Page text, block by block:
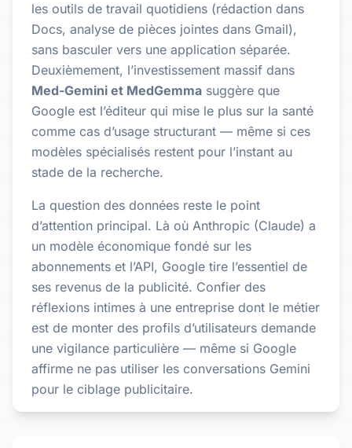
les outils de travail quotidiens (rédaction dans
Docs, analyse de pièces jointes dans Gmail),
sans basculer vers une application séparée.
Deuxièmement, l’investissement massif dans
Med-Gemini et MedGemma suggère que
Google est l’éditeur qui mise le plus sur la santé
comme cas d’usage structurant — même si ces
modèles spécialisés restent pour l’instant au
stade de la recherche.
La question des données reste le point
d’attention principal. Là où Anthropic (Claude) a
un modèle économique fondé sur les
abonnements et l’API, Google tire l’essentiel de
ses revenus de la publicité. Confier des
réflexions intimes à une entreprise dont le métier
est de monter des profils d’utilisateurs demande
une vigilance particulière — même si Google
affirme ne pas utiliser les conversations Gemini
pour le ciblage publicitaire.